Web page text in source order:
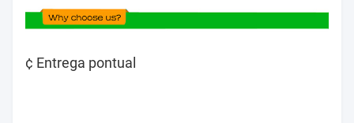
¢ Entrega pontual